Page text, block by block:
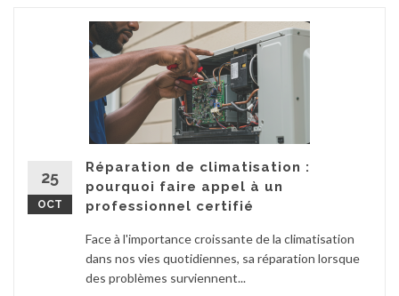
25
OCT
Réparation de climatisation :
pourquoi faire appel à un
professionnel certifié
Face à l'importance croissante de la climatisation
dans nos vies quotidiennes, sa réparation lorsque
des problèmes surviennent...